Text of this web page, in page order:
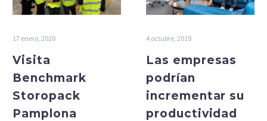
17 enero, 2020
Visita
Benchmark
Storopack
Pamplona
4 octubre, 2019
Las empresas
podrían
incrementar su
productividad